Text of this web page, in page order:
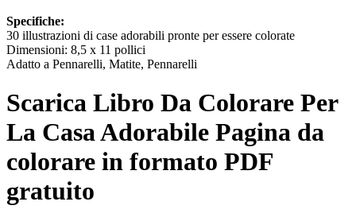
Specifiche:
30 illustrazioni di case adorabili pronte per essere colorate
Dimensioni: 8,5 x 11 pollici
Adatto a Pennarelli, Matite, Pennarelli
Scarica Libro Da Colorare Per
La Casa Adorabile Pagina da
colorare in formato PDF
gratuito